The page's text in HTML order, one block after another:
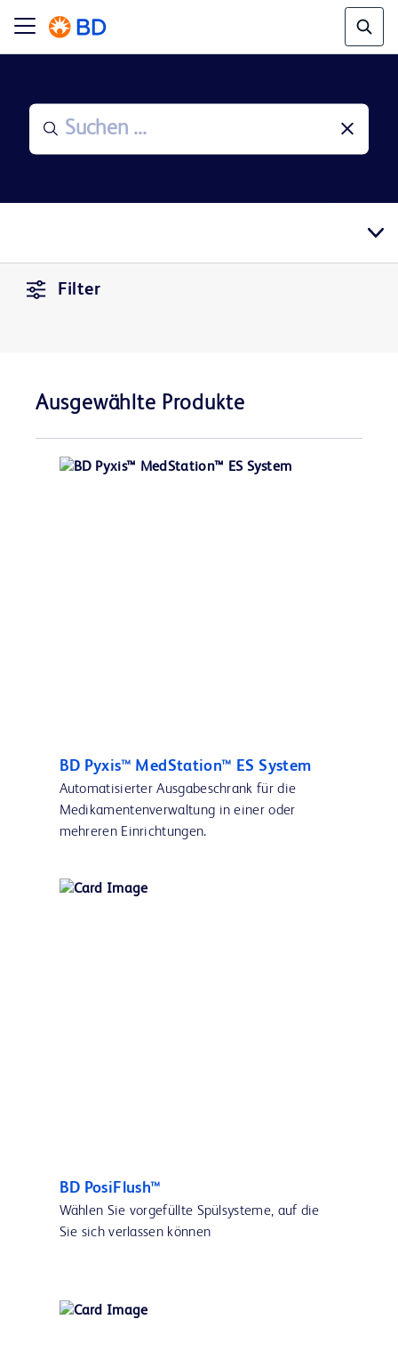
Filter
Ausgewählte Produkte
BD Pyxis™ MedStation™ ES System
Automatisierter Ausgabeschrank für die
Medikamentenverwaltung in einer oder
mehreren Einrichtungen.
BD PosiFlush™
Wählen Sie vorgefüllte Spülsysteme, auf die
Sie sich verlassen können